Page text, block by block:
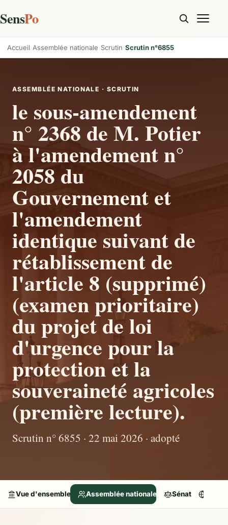
SensPo
Accueil Assemblée nationale Scrutin Scrutin n°6855
ASSEMBLÉE NATIONALE · SCRUTIN
le sous-amendement
n° 2368 de M. Potier
à l'amendement n°
2058 du
Gouvernement et
l'amendement
identique suivant de
rétablissement de
l'article 8 (supprimé)
(examen prioritaire)
du projet de loi
d'urgence pour la
protection et la
souveraineté agricoles
(première lecture).
Scrutin n° 6855 · 22 mai 2026 · adopté
Vue d'ensemble Assemblée nationale Sénat